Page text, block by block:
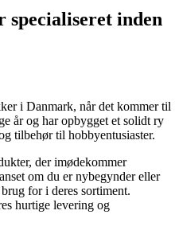
inden
i Danmark, når det kommer til
år og har opbygget et solidt ry
tilbehør til hobbyentusiaster.
der imødekommer
om du er nybegynder eller
for i deres sortiment.
hurtige levering og